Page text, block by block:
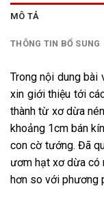
MÔ TẢ
THÔNG TIN BỔ SUNG
Trong nội dung bài
xin giới thiệu tới
thành từ xơ dừa
khoảng 1cm bán
con cờ tướng. Đã
ươm hạt xơ dừa có
hơn so với phương